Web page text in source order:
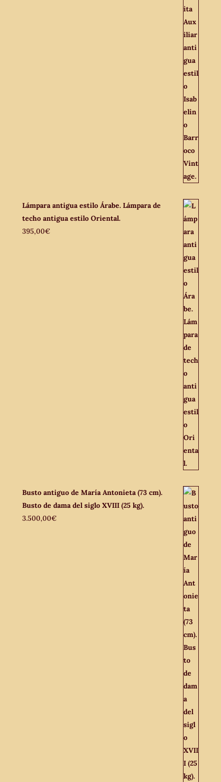
Lámpara antigua estilo Árabe. Lámpara de
techo antigua estilo Oriental.
395,00€
Busto antiguo de María Antonieta (73 cm).
Busto de dama del siglo XVIII (25 kg).
3.500,00€